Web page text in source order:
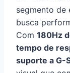
segmento de
busca
Com 180Hz
tempo de
suporte a G-